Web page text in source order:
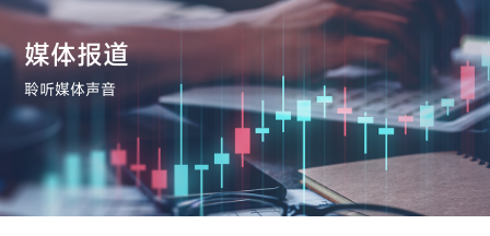
媒体报道
聆听媒体声音